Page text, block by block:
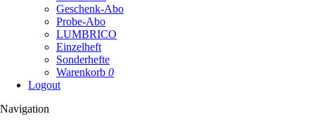
Geschenk-Abo
Probe-Abo
LUMBRICO
Einzelheft
Sonderhefte
Warenkorb 0
Logout
Navigation